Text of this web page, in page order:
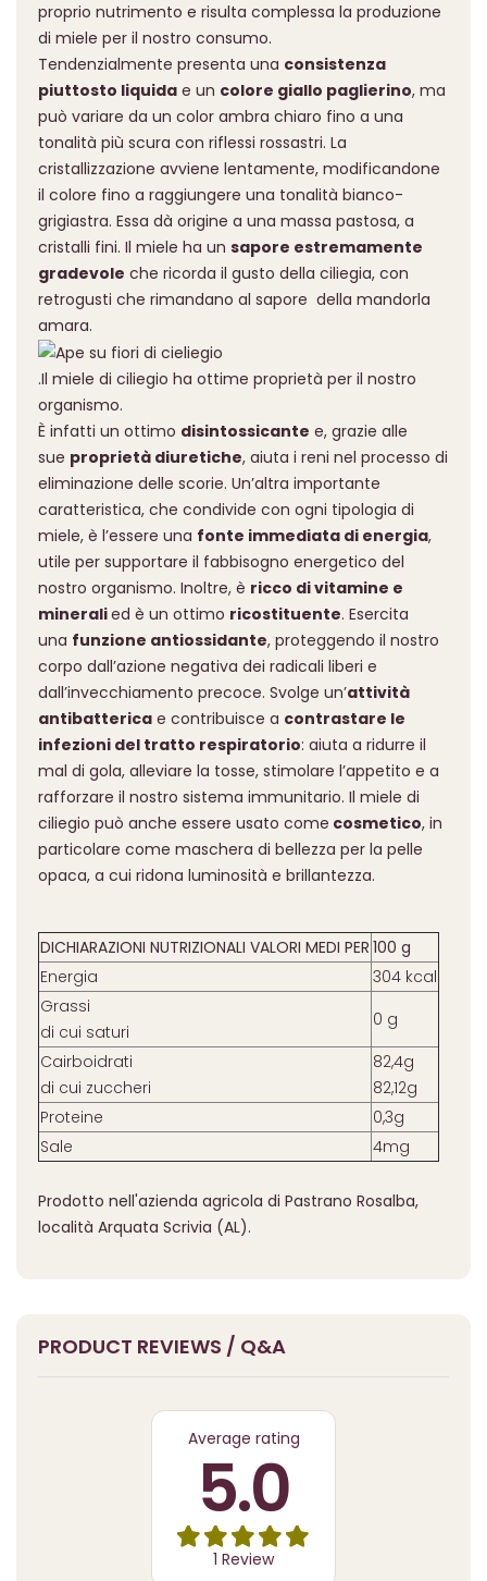
proprio nutrimento e risulta complessa la produzione
di miele per il nostro consumo.
Tendenzialmente presenta una consistenza
piuttosto liquida e un colore giallo paglierino, ma
può variare da un color ambra chiaro fino a una
tonalità più scura con riflessi rossastri. La
cristallizzazione avviene lentamente, modificandone
il colore fino a raggiungere una tonalità bianco-
grigiastra. Essa dà origine a una massa pastosa, a
cristalli fini. Il miele ha un sapore estremamente
gradevole che ricorda il gusto della ciliegia, con
retrogusti che rimandano al sapore della mandorla
amara.
.Il miele di ciliegio ha ottime proprietà per il nostro
organismo.
È infatti un ottimo disintossicante e, grazie alle
sue proprietà diuretiche, aiuta i reni nel processo di
eliminazione delle scorie. Un’altra importante
caratteristica, che condivide con ogni tipologia di
miele, è l’essere una fonte immediata di energia,
utile per supportare il fabbisogno energetico del
nostro organismo. Inoltre, è ricco di vitamine e
mineralied è un ottimo ricostituente. Esercita
una funzione antiossidante, proteggendo il nostro
corpo dall’azione negativa dei radicali liberi e
dall’invecchiamento precoce. Svolge un’attività
antibatterica e contribuisce a contrastare le
infezioni del tratto respiratorio: aiuta a ridurre il
mal di gola, alleviare la tosse, stimolare l’appetito e a
rafforzare il nostro sistema immunitario. Il miele di
ciliegio può anche essere usato come cosmetico, in
particolare come maschera di bellezza per la pelle
opaca, a cui ridona luminosità e brillantezza.
DICHIARAZIONI NUTRIZIONALI VALORI MEDI PER 100 g
Energia
304 kcal
Grassi
di cui saturi
0 g
Cairboidrati
di cui zuccheri
82,4g
82,12g
Proteine
0,3g
Sale
4mg
Prodotto nell'azienda agricola di Pastrano Rosalba,
località Arquata Scrivia (AL).
PRODUCT REVIEWS / Q&A
Average rating
5.0
1 Review